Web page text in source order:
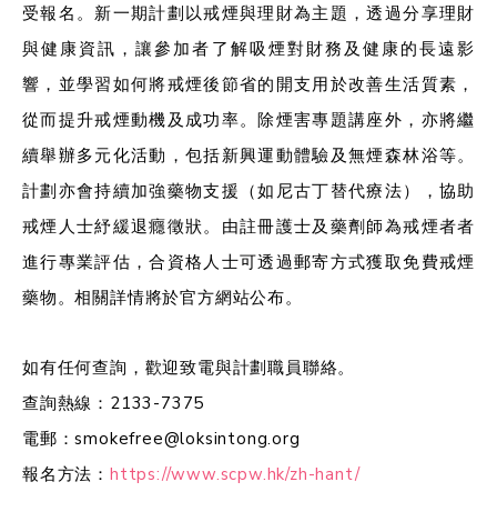
受報名。新一期計劃以戒煙與理財為主題，透過分享理財
與健康資訊，讓參加者了解吸煙對財務及健康的長遠影
響，並學習如何將戒煙後節省的開支用於改善生活質素，
從而提升戒煙動機及成功率。除煙害專題講座外，亦將繼
續舉辦多元化活動，包括新興運動體驗及無煙森林浴等。
計劃亦會持續加強藥物支援（如尼古丁替代療法），協助
戒煙人士紓緩退癮徵狀。由註冊護士及藥劑師為戒煙者者
進行專業評估，合資格人士可透過郵寄方式獲取免費戒煙
藥物。相關詳情將於官方網站公布。
如有任何查詢，歡迎致電與計劃職員聯絡。
查詢熱線：2133-7375
電郵：smokefree@loksintong.org
報名方法： https://www.scpw.hk/zh-hant/